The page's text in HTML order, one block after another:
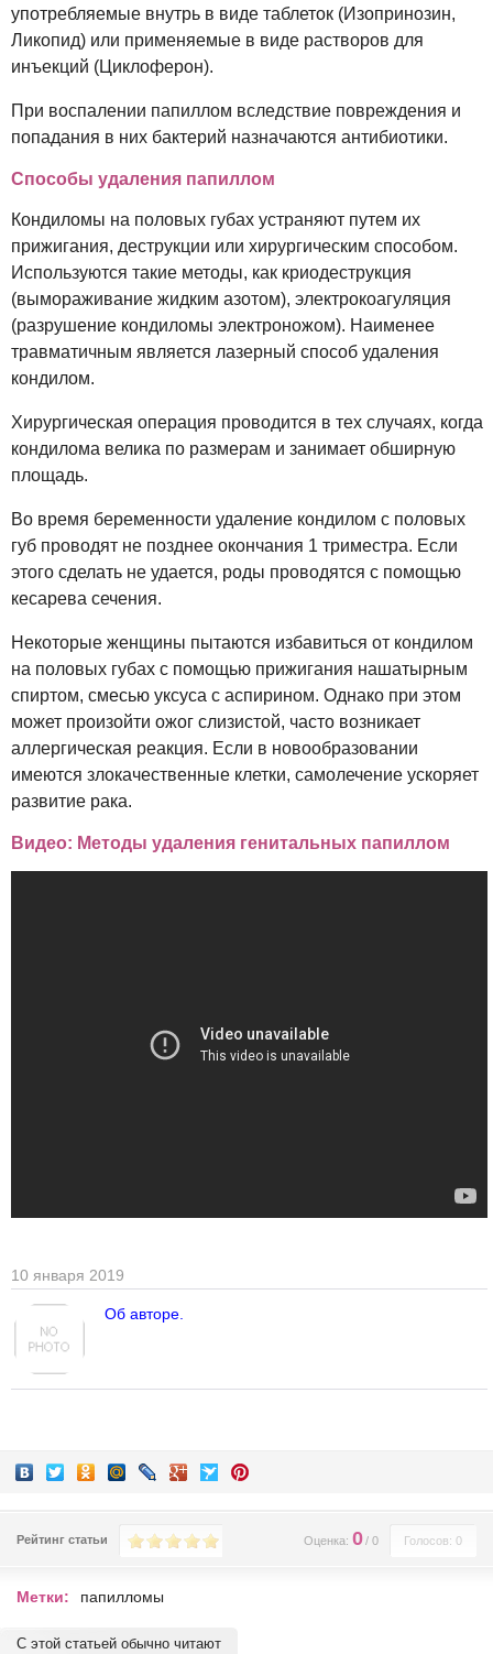
употребляемые внутрь в виде таблеток (Изопринозин,
Ликопид) или применяемые в виде растворов для
инъекций (Циклоферон).
При воспалении папиллом вследствие повреждения и
попадания в них бактерий назначаются антибиотики.
Способы удаления папиллом
Кондиломы на половых губах устраняют путем их
прижигания, деструкции или хирургическим способом.
Используются такие методы, как криодеструкция
(вымораживание жидким азотом), электрокоагуляция
(разрушение кондиломы электроножом). Наименее
травматичным является лазерный способ удаления
кондилом.
Хирургическая операция проводится в тех случаях, когда
кондилома велика по размерам и занимает обширную
площадь.
Во время беременности удаление кондилом с половых
губ проводят не позднее окончания 1 триместра. Если
этого сделать не удается, роды проводятся с помощью
кесарева сечения.
Некоторые женщины пытаются избавиться от кондилом
на половых губах с помощью прижигания нашатырным
спиртом, смесью уксуса с аспирином. Однако при этом
может произойти ожог слизистой, часто возникает
аллергическая реакция. Если в новообразовании
имеются злокачественные клетки, самолечение ускоряет
развитие рака.
Видео: Методы удаления генитальных папиллом
10 января 2019
Об авторе.
Рейтинг статьи Голосов: 0
Оценка: 0/ 0
Метки: папилломы
С этой статьей обычно читают